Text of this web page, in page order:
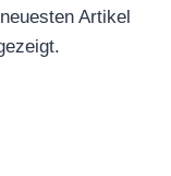
Artikel